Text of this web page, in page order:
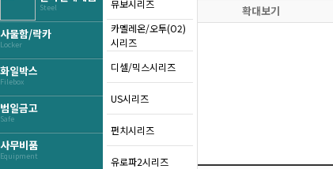
Steel
사물함/락카
Locker
화일박스
Filebox
범일금고
Safe
사무비품
Equipment
뮤보시리즈
카멜레온/오투(O2)
시리즈
디셀/믹스시리즈
US시리즈
펀치시리즈
유로파2시리즈
확대보기